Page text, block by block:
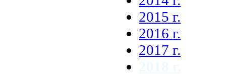
2015 г.
2016 г.
2017 г.